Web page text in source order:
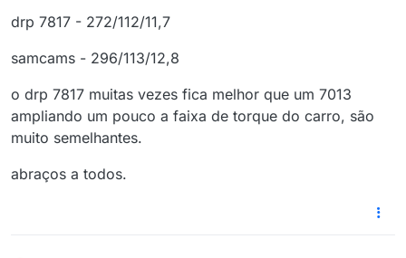
drp 7817 - 272/112/11,7
samcams - 296/113/12,8
o drp 7817 muitas vezes fica melhor que um 7013
ampliando um pouco a faixa de torque do carro, são
muito semelhantes.
abraços a todos.